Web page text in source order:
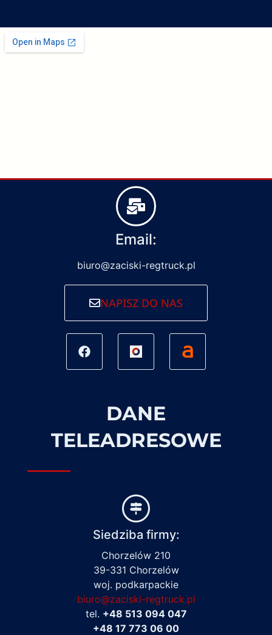
Email:
biuro@zaciski-regtruck.pl
NAPISZ DO NAS
DANE
TELEADRESOWE
Siedziba firmy:
Chorzelów 210
39-331 Chorzelów
woj. podkarpackie
biuro@zaciski-regtruck.pl
tel. +48 513 094 047
+48 17 773 06 00